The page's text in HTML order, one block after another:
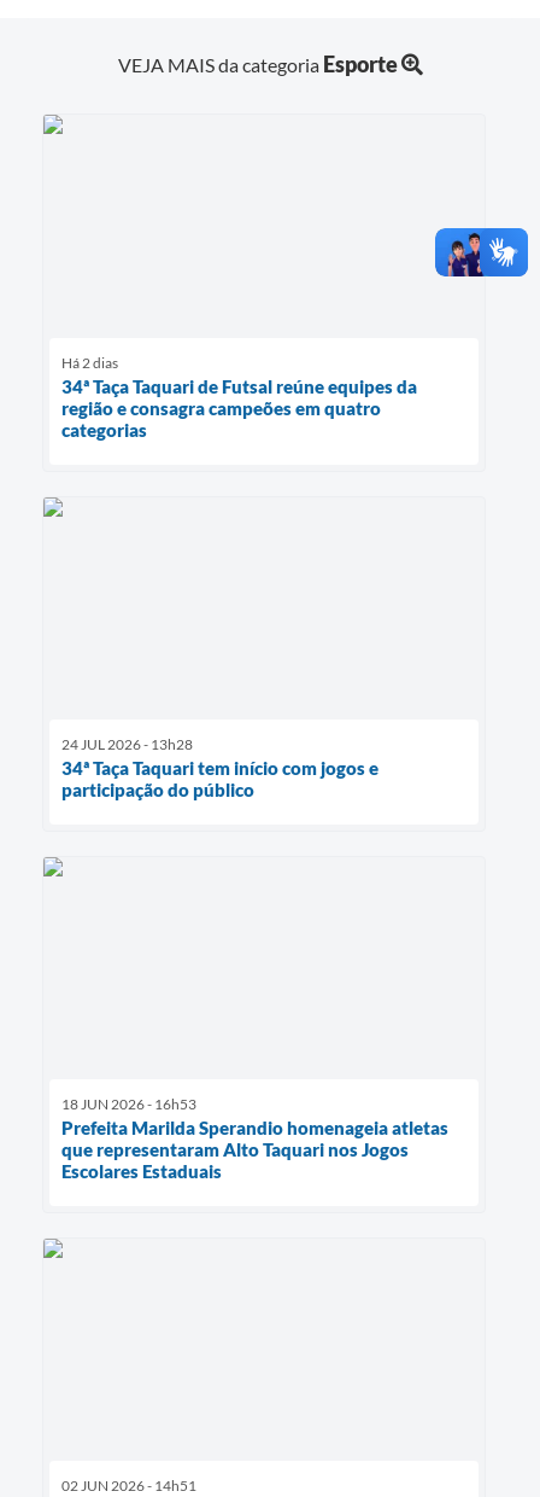
VEJA MAIS da categoria Esporte
Há 2 dias
34ª Taça Taquari de Futsal reúne equipes da
região e consagra campeões em quatro
categorias
24 JUL 2026 - 13h28
34ª Taça Taquari tem início com jogos e
participação do público
18 JUN 2026 - 16h53
Prefeita Marilda Sperandio homenageia atletas
que representaram Alto Taquari nos Jogos
Escolares Estaduais
02 JUN 2026 - 14h51